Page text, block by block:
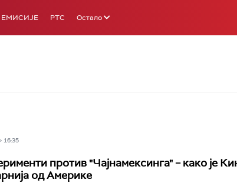
ЕМИСИЈЕ РТС Остало
16:35
против "Чајнамексинга" – како је
од Америке